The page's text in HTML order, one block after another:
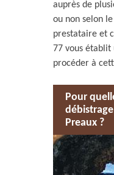
auprès de
ou non selon
prestataire et
77 vous
procéder à
Pour
Preaux ?